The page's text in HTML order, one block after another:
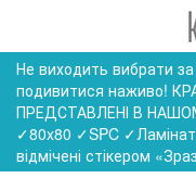
Не виходить вибрати
подивитися наживо!
ПРЕДСТАВЛЕНІ В
✓80x80 ✓SPC ✓Ламінат.
відмічені стікером